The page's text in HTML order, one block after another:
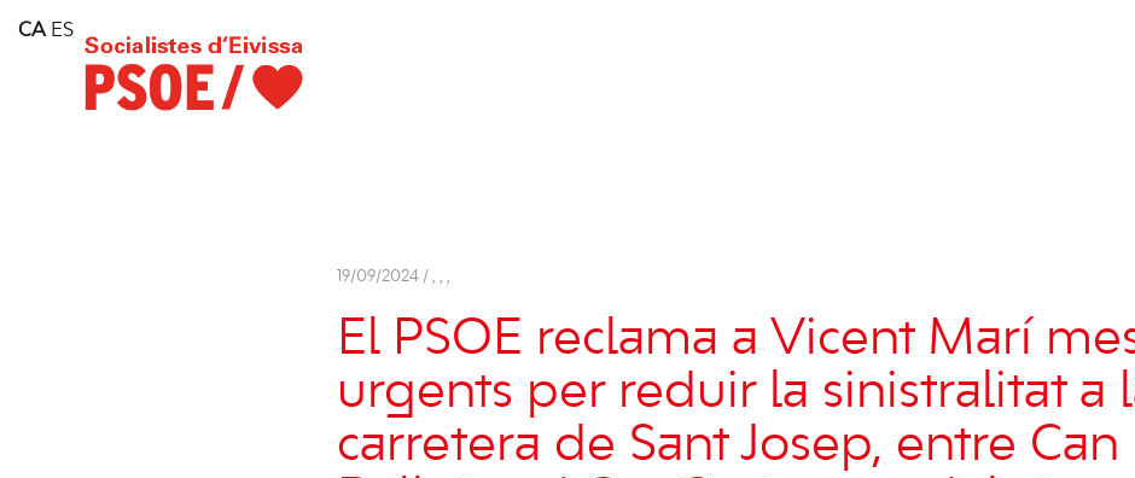
Consell Insular d'Eivissa
Services
19/09/2024 / , , ,
El PSOE reclama a Vicent Marí
urgents per reduir la sinistralitat a
carretera de Sant Josep, entre Can
CA ES